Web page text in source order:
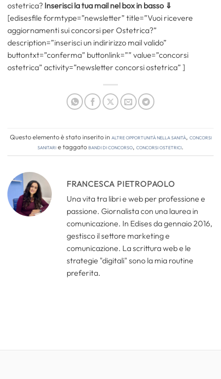
ostetrica? Inserisci la tua mail nel box in basso ⇓
[edisesfile formtype=”newsletter” title=”Vuoi ricevere
aggiornamenti sui concorsi per Ostetrica?”
description=”inserisci un indiririzzo mail valido”
buttontxt=”conferma” buttonlink=”” value=”concorsi
ostetrica” activity=”newsletter concorsi ostetrica” ]
Questo elemento è stato inserito in Altre opportunità nella sanità, Concorsi
Sanitarie taggatobandi di concorso, concorsi ostetrici.
FRANCESCA PIETROPAOLO
Una vita tra libri e web per professione e
passione. Giornalista con una laurea in
comunicazione. In Edises da gennaio 2016,
gestisco il settore marketing e
comunicazione. La scrittura web e le
strategie "digitali" sono la mia routine
preferita.